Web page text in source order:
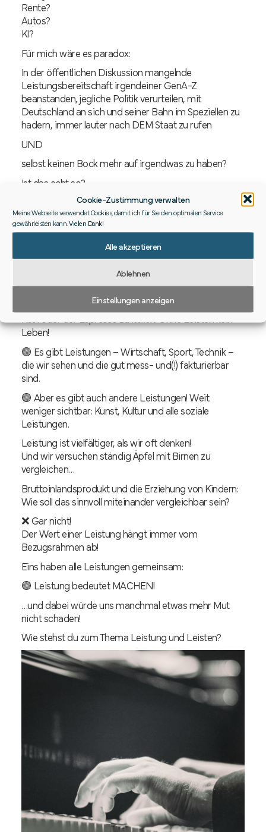
Cookie-Zustimmung verwalten
Meine Webseite verwendet Cookies, damit ich für Sie den optimalen Service
gewährleisten kann. Vielen Dank!
Alle akzeptieren
Ablehnen
Einstellungen anzeigen
Rente?
Autos?
KI?
Für mich wäre es paradox:
In der öffentlichen Diskussion mangelnde
Leistungsbereitschaft irgendeiner GenA-Z
beanstanden, jegliche Politik verurteilen, mit
Deutschland an sich und seiner Bahn im Speziellen zu
hadern, immer lauter nach DEM Staat zu rufen
UND
selbst keinen Bock mehr auf irgendwas zu haben?
Ist das echt so?
❌ Zu pauschal.
❌ Zu populistisch.
Wir müssen da anders ran.
Differenzierter. Ist halt dann nicht mehr so schön
einfach.
Erstmal: Leistung gehört zum Leben, wie der Dom zu
Köln oder der Espresso zu Italien. Ohne Leisten kein
Leben!
🟢 Es gibt Leistungen – Wirtschaft, Sport, Technik –
die wir sehen und die gut mess- und(!) fakturierbar
sind.
🟢 Aber es gibt auch andere Leistungen! Weit
weniger sichtbar: Kunst, Kultur und alle soziale
Leistungen.
Leistung ist vielfältiger, als wir oft denken!
Und wir versuchen ständig Äpfel mit Birnen zu
vergleichen…
Bruttoinlandsprodukt und die Erziehung von Kindern:
Wie soll das sinnvoll miteinander vergleichbar sein?
❌ Gar nicht!
Der Wert einer Leistung hängt immer vom
Bezugsrahmen ab!
Eins haben alle Leistungen gemeinsam:
🟢 Leistung bedeutet MACHEN!
…und dabei würde uns manchmal etwas mehr Mut
nicht schaden!
Wie stehst du zum Thema Leistung und Leisten?